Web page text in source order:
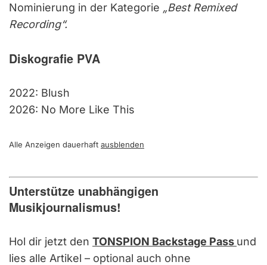
Nominierung in der Kategorie „Best Remixed
Recording“.
Diskografie PVA
2022: Blush
2026: No More Like This
Alle Anzeigen dauerhaft ausblenden
Unterstütze unabhängigen
Musikjournalismus!
Hol dir jetzt den TONSPION Backstage Pass und
lies alle Artikel – optional auch ohne